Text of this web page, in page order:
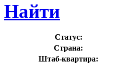
Найти
Статус:
Страна:
Штаб-квартира: